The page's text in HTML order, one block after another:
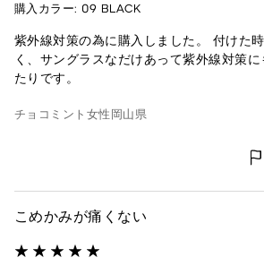
購入カラー: 09 BLACK
紫外線対策の為に購入しました。 付けた
く、サングラスなだけあって紫外線対策
たりです。
チョコミント 女性 岡山県
こめかみが痛くない